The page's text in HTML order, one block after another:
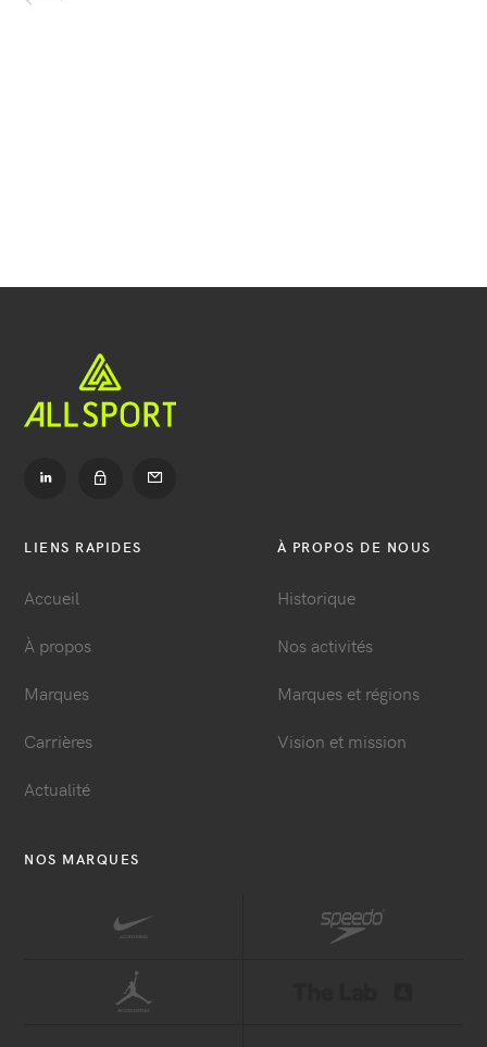
Navigation
Accéder
Dealer
login
LIENS RAPIDES
Accueil
À propos
Marques
Carrières
Actualité
À PROPOS DE NOUS
Historique
Nos activités
Marques et régions
Vision et mission
NOS MARQUES